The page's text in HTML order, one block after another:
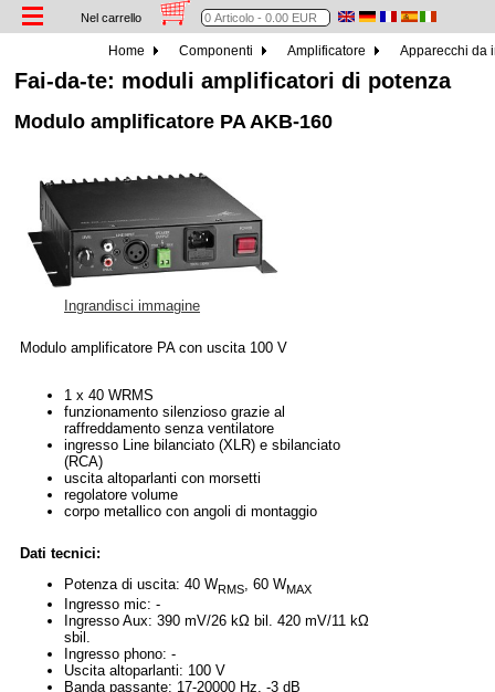
Nel carrello
Home Componenti Amplificatore Apparecchi da
Fai-da-te: moduli amplificatori di potenza
Modulo amplificatore PA AKB-160
Ingrandisci immagine
Modulo amplificatore PA con uscita 100 V
1 x 40 WRMS
funzionamento silenzioso grazie al
raffreddamento senza ventilatore
ingresso Line bilanciato (XLR) e sbilanciato
(RCA)
uscita altoparlanti con morsetti
regolatore volume
corpo metallico con angoli di montaggio
Dati tecnici:
Potenza di uscita: 40 WRMS, 60 WMAX
Ingresso mic: -
Ingresso Aux: 390 mV/26 kΩ bil. 420 mV/11 kΩ
sbil.
Ingresso phono: -
Uscita altoparlanti: 100 V
Banda passante: 17-20000 Hz, -3 dB